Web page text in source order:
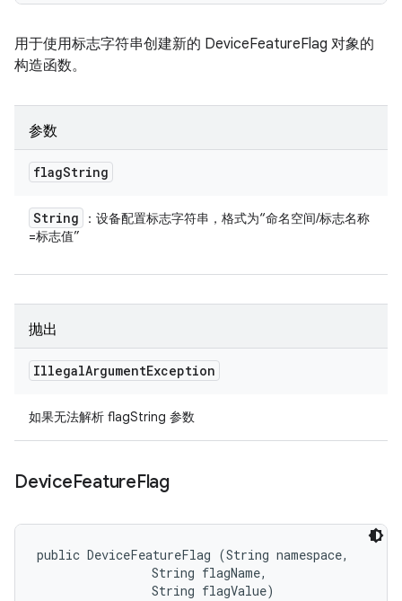
用于使用标志字符串创建新的 DeviceFeatureFlag 对象的
构造函数。
参数
flagString
String
：设备配置标志字符串，格式为“命名空间/标志名称
=标志值”
抛出
IllegalArgumentException
如果无法解析 flagString 参数
DeviceFeatureFlag
public DeviceFeatureFlag (String namespace,
                String flagName,
                String flagValue)